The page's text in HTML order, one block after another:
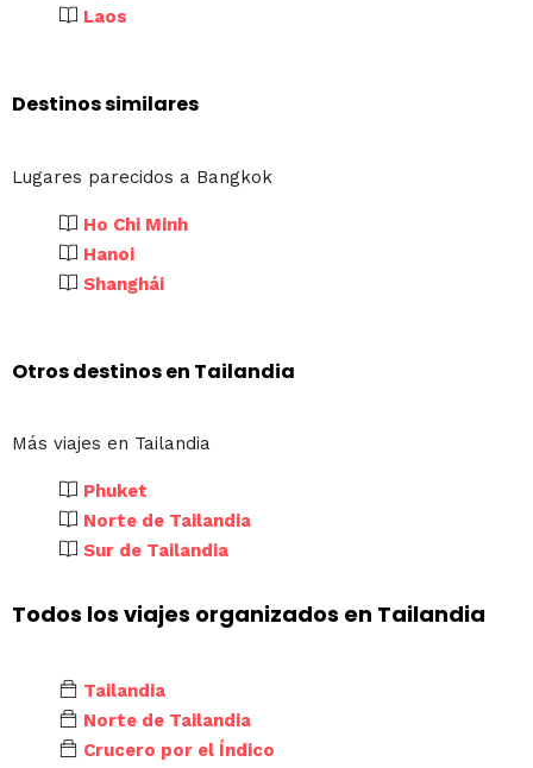
Laos
Destinos similares
Lugares parecidos a Bangkok
Ho Chi Minh
Hanoi
Shanghái
Otros destinos en Tailandia
Más viajes en Tailandia
Phuket
Norte de Tailandia
Sur de Tailandia
Todos los viajes organizados en Tailandia
Tailandia
Norte de Tailandia
Crucero por el Índico